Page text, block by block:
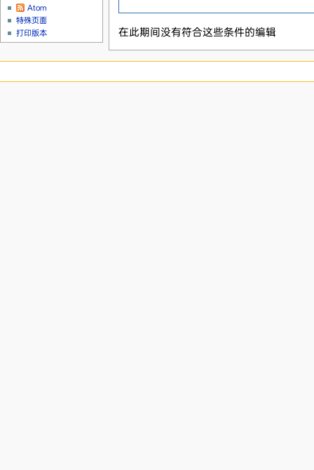
在此期间没有符合这些条件的编辑
Atom
特殊页面
打印版本